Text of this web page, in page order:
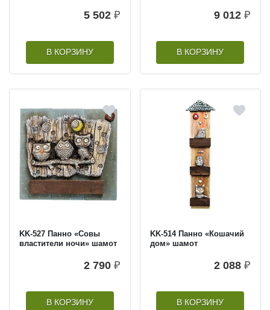
5 502 ₽
В КОРЗИНУ
9 012 ₽
В КОРЗИНУ
KK-527 Панно «Совы
властители ночи» шамот
2 790 ₽
В КОРЗИНУ
KK-514 Панно «Кошачий
дом» шамот
2 088 ₽
В КОРЗИНУ